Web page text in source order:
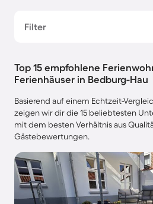
Filter
Top 15 empfohlene
Ferienhäuser in Bedburg-Hau
Basierend auf einem Echtzeit-
zeigen wir dir die 15 beliebtesten
mit dem besten Verhältnis aus
Gästebewertungen.